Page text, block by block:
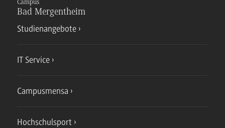
Campus
Bad Mergentheim
Studienangebote
IT Service
Campusmensa
Hochschulsport